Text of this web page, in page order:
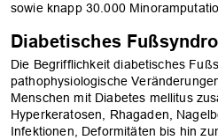
sowie knapp 30.000
Diabetisches
Die Begrifflichkeit diabetisches
pathophysiologische
Menschen mit Diabetes mellitus
Hyperkeratosen, Rhagaden,
Infektionen, Deformitäten bis hin